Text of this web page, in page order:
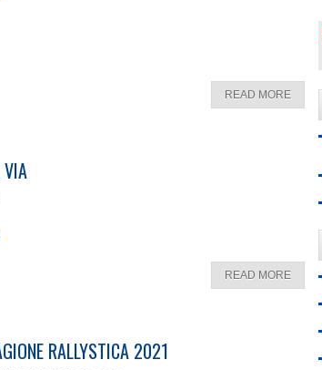
READ MORE
VIA
READ MORE
RALLYSTICA 2021